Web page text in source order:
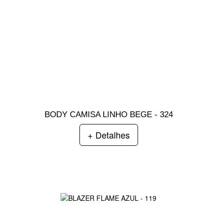
BODY CAMISA LINHO BEGE - 324
+ Detalhes